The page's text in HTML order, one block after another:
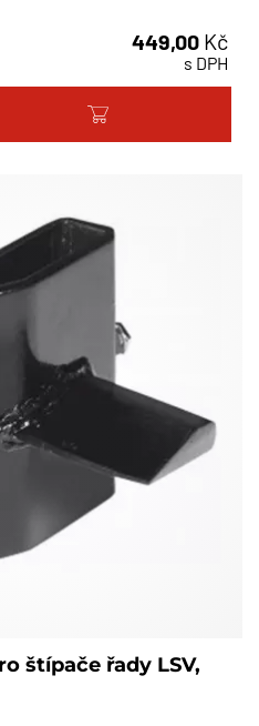
449,00 Kč
s DPH
štípače řady LSV,